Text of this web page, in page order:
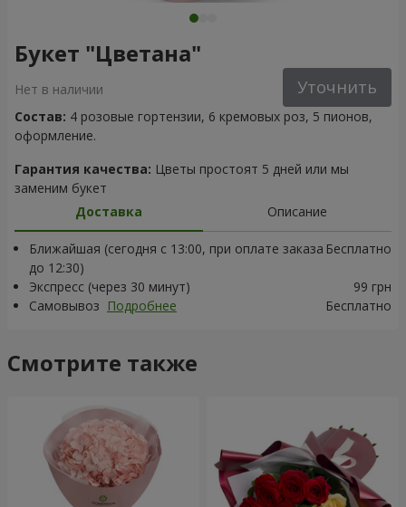
Букет "Цветана"
Нет в наличии Уточнить
Состав: 4 розовые гортензии, 6 кремовых роз, 5 пионов,
оформление.
Гарантия качества: Цветы простоят 5 дней или мы
заменим букет
Доставка
Описание
Ближайшая (сегодня с 13:00, при оплате заказа
до 12:30)
Бесплатно
Экспресс (через 30 минут)
99 грн
Самовывоз Подробнее Бесплатно
Смотрите также